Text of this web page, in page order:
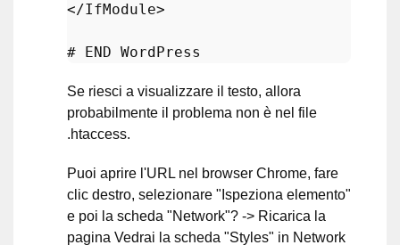
</IfModule>
# END WordPress
Se riesci a visualizzare il testo, allora
probabilmente il problema non è nel file
.htaccess.
Puoi aprire l'URL nel browser Chrome, fare
clic destro, selezionare "Ispeziona elemento"
e poi la scheda "Network"? -> Ricarica la
pagina Vedrai la scheda "Styles" in Network